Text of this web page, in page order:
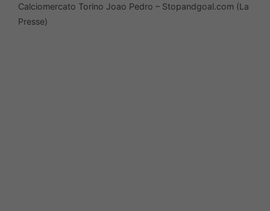
Calciomercato Torino Joao Pedro – Stopandgoal.com (La
Presse)